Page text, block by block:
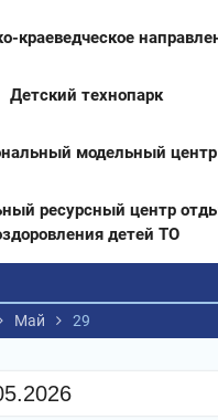
краеведческое
Детский технопарк
модельный центр
ресурсный центр
детей ТО
Май 29